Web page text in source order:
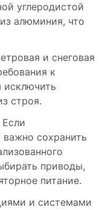
углеродистой
алюминия, что
и снеговая
к
исключить
строя.
сохранить
приводы,
питание.
и системами